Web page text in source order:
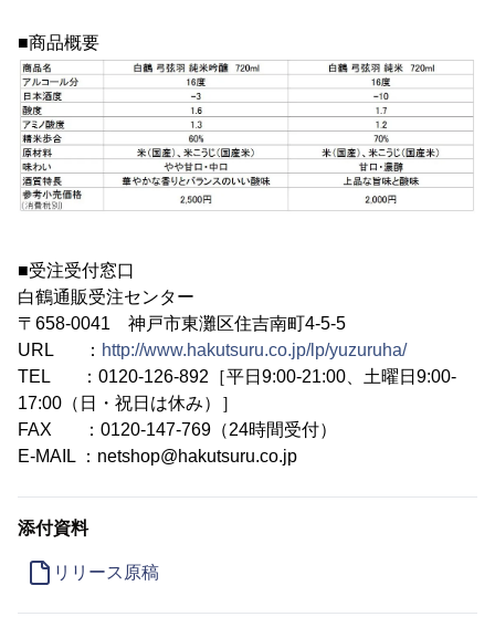
■商品概要
■受注受付窓口
白鶴通販受注センター
〒658-0041 神戸市東灘区住吉南町4-5-5
URL ： http://www.hakutsuru.co.jp/lp/yuzuruha/
TEL ：0120-126-892［平日9:00-21:00、土曜日9:00-
17:00（日・祝日は休み）］
FAX ：0120-147-769（24時間受付）
E-MAIL ：netshop@hakutsuru.co.jp
添付資料
リリース原稿